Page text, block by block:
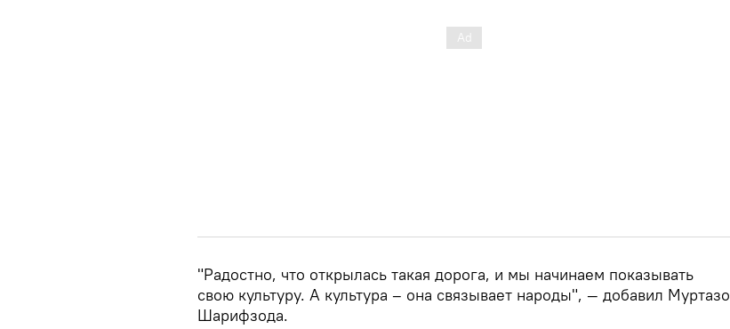
"Радостно, что открылась такая дорога, и мы начинаем показывать
свою культуру. А культура – она связывает народы", — добавил Муртазо
Шарифзода.